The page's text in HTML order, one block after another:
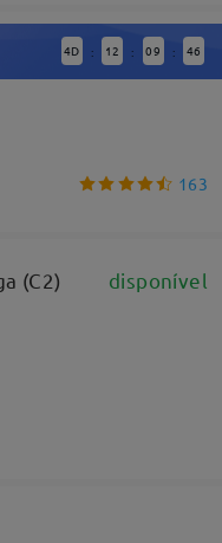
4D : 12 : 09 : 45
163
(C2) disponível